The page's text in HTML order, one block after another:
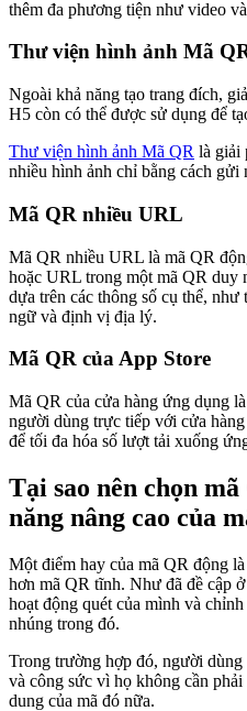
thêm đa phương tiện như video
Thư viện hình ảnh Mã
Ngoài khả năng tạo trang đích,
H5 còn có thể được sử dụng để
Thư viện hình ảnh Mã QR là giải
nhiều hình ảnh chỉ bằng cách gửi
Mã QR nhiều URL
Mã QR nhiều URL là mã QR
hoặc URL trong một mã QR duy
dựa trên các thông số cụ thể,
ngữ và định vị địa lý.
Mã QR của App Store
Mã QR của cửa hàng ứng dụng
người dùng trực tiếp với cửa
để tối đa hóa số lượt tải xuống
Tại sao nên chọn
năng nâng cao của
Một điểm hay của mã QR động
hơn mã QR tĩnh. Như đã đề cập
hoạt động quét của mình và
nhúng trong đó.
Trong trường hợp đó, người
và công sức vì họ không cần
dung của mã đó nữa.